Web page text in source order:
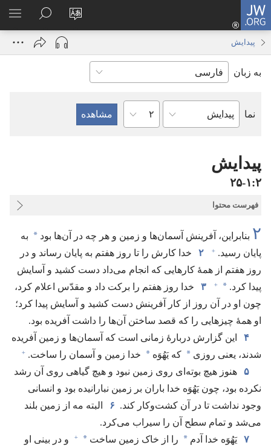
JW.ORG
زبان
سایت
را
ورود
باز
JW.ORG
جستجو
پیدایش
به زبان
نما
کتاب
مقدّس
فصل
پیدایش
۲‏:‏۱‏-‏۲۵
فهرست محتوا
۲ بنابراین،‏ آفرینش آسمان‌ها و زمین و هر چه در آن‌ها بود * به
پایان رسید.‏ + ۲
خدا کارش را تا روز هفتم به پایان رساند و در
روز هفتم از همهٔ کارهایی که انجام می‌داد دست کشید و آسایش
پیدا کرد.‏ *
+ ۳
خدا روز هفتم را برکت داد و مقدّس اعلام کرد،‏
چون او در آن روز از کار آفرینش دست کشید و آسایش پیدا کرد؛‏
او همهٔ چیزهایی را که قصد ساختن آن‌ها را داشت آفریده بود.‏
۴
این گزارش دربارهٔ زمانی است که آسمان‌ها و زمین آفریده
شدند،‏ یعنی روزی * که یَهُوَه * خدا زمین و آسمان را ساخت.‏ +
۵
هنوز هیچ بوته‌ای روی زمین نبود و هیچ گیاهی روی آن رشد
نکرده بود،‏ چون یَهُوَه خدا باران بر زمین نبارانیده بود و انسانی
وجود نداشت تا در آن کشت‌وکار کند.‏ ۶
البته مه از زمین بلند
می‌شد و تمام سطح آن را سیراب می‌کرد.‏
۷ یَهُوَه خدا آدم * را از خاک زمین ساخت *
+
و در بینی او